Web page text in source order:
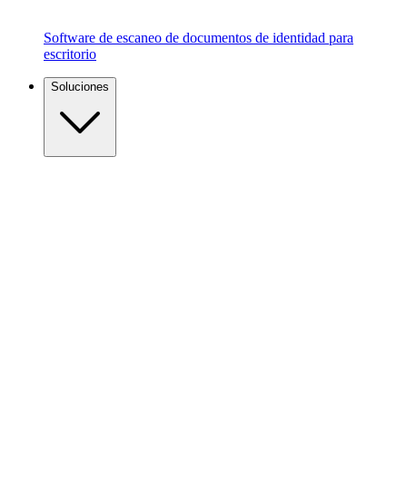
Software de escaneo de documentos de identidad para
escritorio
Soluciones